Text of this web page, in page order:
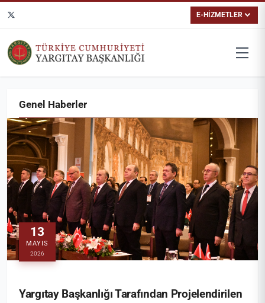
E-HİZMETLER
Genel Haberler
13
MAYIS
2026
Yargıtay Başkanlığı Tarafından Projelendirilen